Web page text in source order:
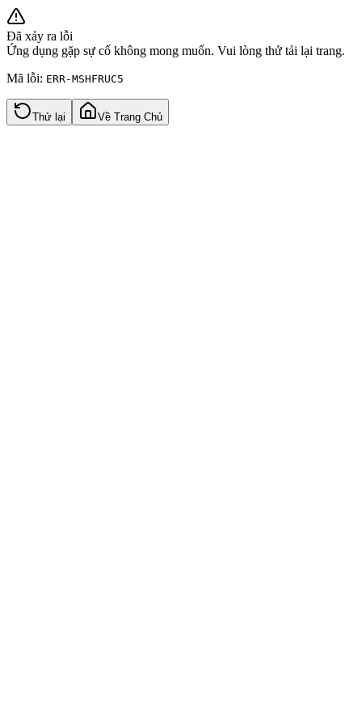
Đã xảy ra lỗi
Ứng dụng gặp sự cố không mong muốn. Vui lòng thử tải lại trang.
Mã lỗi: ERR-MSHFRUC5
Thử lại Về Trang Chủ